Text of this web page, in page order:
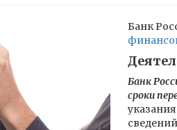
Банк
Банк
сроки